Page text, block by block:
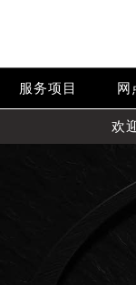
服务项目 网
欢